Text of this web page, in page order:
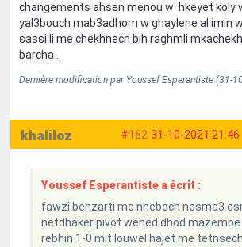
changements ahsen menou w hkeyet koly
yal3bouch mab3adhom w ghaylene al imin
sassi li me chekhnech bih raghmli
barcha ..
Dernière modification par Youssef Esperantiste (31-
#162 31-10-2021 21:46
khaliloz
Youssef Esperantiste a écrit :
fawzi benzarti me nhebech nesma3
netdhaker pivot wehed dhod mazembe
rebhin 1-0 mit louwel hajet me